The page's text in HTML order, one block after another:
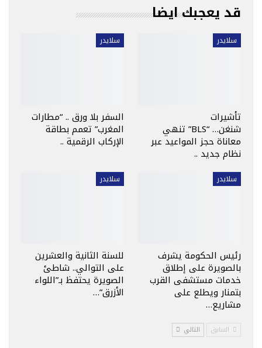
قد يعجبك ايضا
سلايدر
تأشيرات
شنغن… “BLS” تنهي
معاناة حجز المواعيد عبر
نظام جديد ..
سلايدر
السفر بلا ورق .. “مطارات
المغرب” تعمم بطاقة
الإركاب الرقمية ..
سلايدر
رئيس الحكومة يشرف
بالصويرة على إطلاق
خدمات مستشفى القرب
بتمنار ويطلع على
مشاريع…
سلايدر
للسنة الثانية والعشرين
على التوالي.. شاطئ
الصويرة يحتفظ بـ”اللواء
الأزرق”…
السابق التالي